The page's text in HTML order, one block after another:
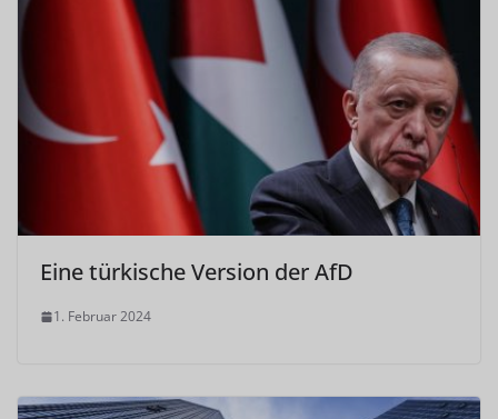
Eine türkische Version der AfD
1. Februar 2024